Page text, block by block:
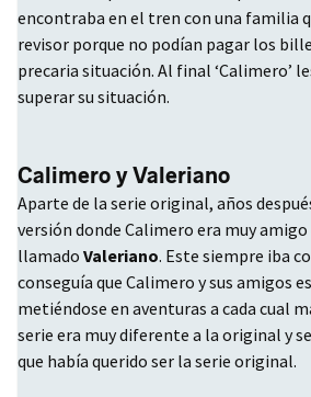
encontraba en el tren con una familia
revisor porque no podían pagar los
precaria situación. Al final ‘Calimero’
superar su situación.
Calimero y Valeriano
Aparte de la serie original, años
versión donde Calimero era muy
llamado Valeriano. Este siempre iba
conseguía que Calimero y sus amigos
metiéndose en aventuras a cada cual
serie era muy diferente a la original y
que había querido ser la serie original.